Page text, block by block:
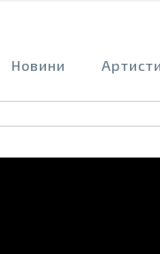
Новини Артисти